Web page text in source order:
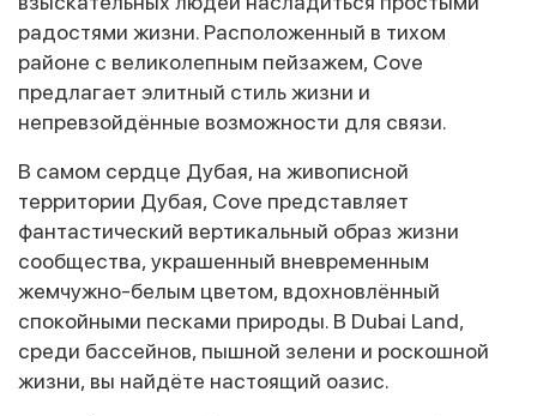
радостями жизни. Расположенный в тихом
районе с великолепным пейзажем, Cove
предлагает элитный стиль жизни и
непревзойдённые возможности для связи.
В самом сердце Дубая, на живописной
территории Дубая, Cove представляет
фантастический вертикальный образ жизни
сообщества, украшенный вневременным
жемчужно-белым цветом, вдохновлённый
спокойными песками природы. В Dubai Land,
среди бассейнов, пышной зелени и роскошной
жизни, вы найдёте настоящий оазис.